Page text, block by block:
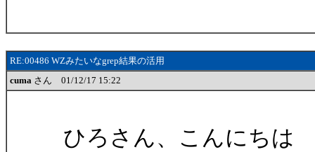
RE:00486 WZみたいなgrep結果の活用
cuma さん 01/12/17 15:22
ひろさん、こんにちは